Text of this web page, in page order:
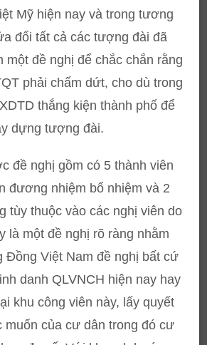
Mỹ hiện nay và trong tương
đổi tất cả các tượng đài đã
một đề nghị để chắc chắn rằng
phải chấm dứt, cho dù trong
thắng kiện thành phố để
dựng tượng đài.
đề nghị gồm có 5 thành viên
đương nhiệm bổ nhiệm và 2
tùy thuộc vào các nghị viên do
là một đề nghị rõ ràng nhằm
Đồng Việt Nam đề nghị bất cứ
danh QLVNCH hiện nay hay
khu công viên này, lấy quyết
muốn của cư dân trong đó cư